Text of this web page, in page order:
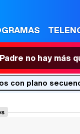
no hay más
con plano